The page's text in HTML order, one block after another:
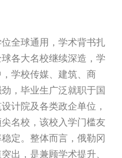
全球通用，学术背书扎
各大名校继续深造，学
学校传媒、建筑、商
，毕业生广泛就职于国
计院及各类政企单位，
名校，该校入学门槛友
定。整体而言，俄勒冈
出，是兼顾学术提升、